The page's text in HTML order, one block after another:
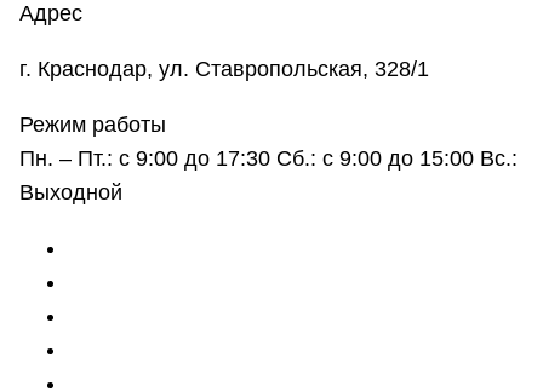
Адрес
г. Краснодар, ул. Ставропольская, 328/1
Режим работы
Пн. – Пт.: с 9:00 до 17:30 Сб.: с 9:00 до 15:00 Вс.:
Выходной